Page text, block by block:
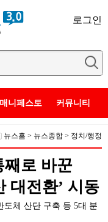
로그인
매니페스토 커뮤니티
뉴스홈 > 뉴스종합 > 정치/행정
로 바꾼
대전환’ 시동
체 산단 구축 등 5대 분